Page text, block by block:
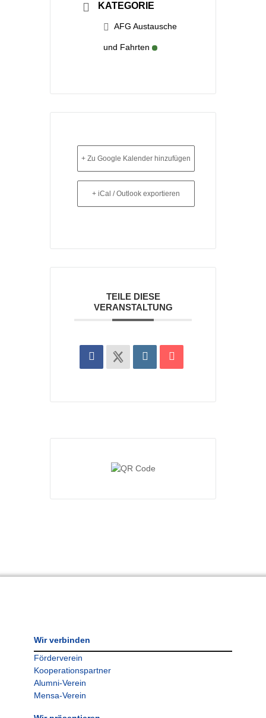
KATEGORIE
AFG Austausche
und Fahrten
+ Zu Google Kalender hinzufügen
+ iCal / Outlook exportieren
TEILE DIESE
VERANSTALTUNG
Wir verbinden
Förderverein
Kooperationspartner
Alumni-Verein
Mensa-Verein